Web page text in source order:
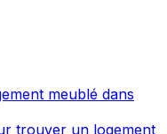
meublé dans
trouver un logement